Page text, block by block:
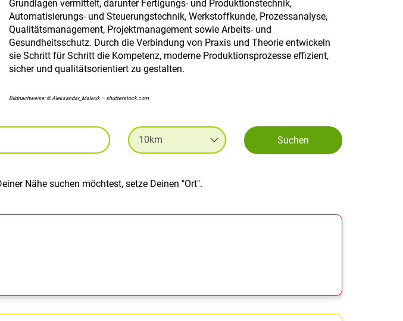
Grundlagen vermittelt, darunter Fertigungs- und Produktionstechnik,
Automatisierungs- und Steuerungstechnik, Werkstoffkunde, Prozessanalyse,
Qualitätsmanagement, Projektmanagement sowie Arbeits- und
Gesundheitsschutz. Durch die Verbindung von Praxis und Theorie entwickeln
sie Schritt für Schritt die Kompetenz, moderne Produktionsprozesse effizient,
sicher und qualitätsorientiert zu gestalten.
Bildnachweise: © Aleksandar_Malivuk – shutterstock.com
Suchen
Nähe suchen möchtest, setze Deinen "Ort".